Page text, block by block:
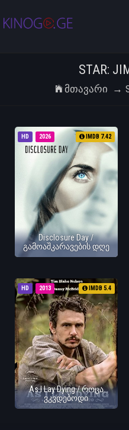
STAR:
Მთავარი
HD 2026 IMDB 7.42
Disclosure Day /
გამოაშკარავების დღე
HD 2013 IMDB 5.4
As I Lay Dying / როცა
ვკვდებოდი